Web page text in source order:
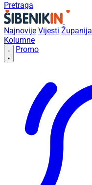
Pretraga
Najnovije Vijesti Županija
Kolumne
Promo